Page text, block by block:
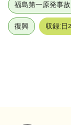
福島第一原発事
復興 収録:日